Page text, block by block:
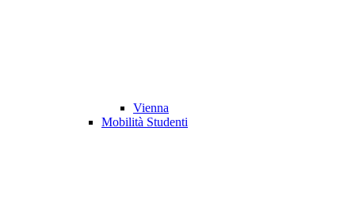
Vienna
Mobilità Studenti